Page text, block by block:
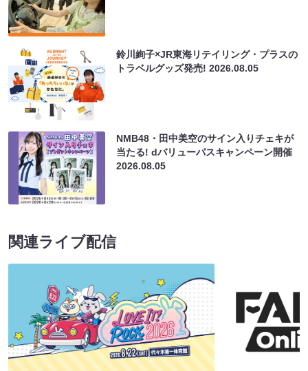
鈴川絢子×JR東海リテイリング・プラスの
トラベルグッズ発売!2026.08.05
NMB48・田中美空のサイン入りチェキが
当たる! dバリューパスキャンペーン開催
2026.08.05
関連ライブ配信